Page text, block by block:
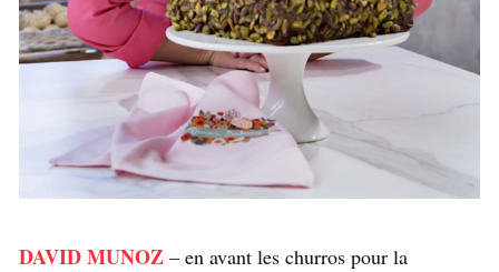
DAVID MUNOZ – en avant les churros pour la